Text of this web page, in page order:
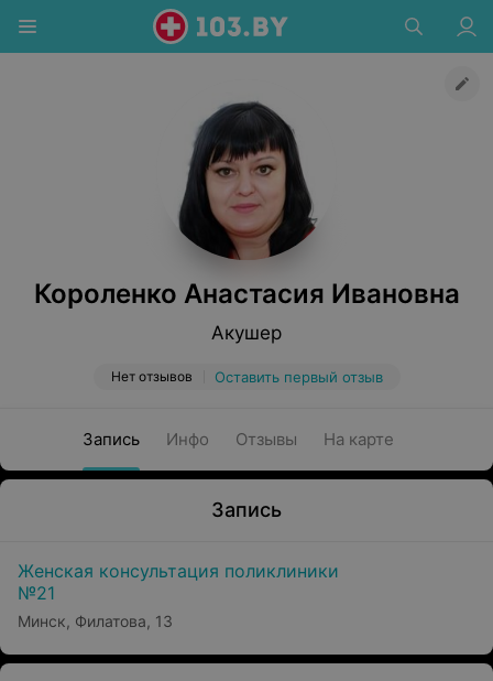
Короленко Анастасия Ивановна
Акушер
Нет отзывов Оставить первый отзыв
Запись Инфо Отзывы На карте
Запись
Женская консультация поликлиники
№21
Минск, Филатова, 13